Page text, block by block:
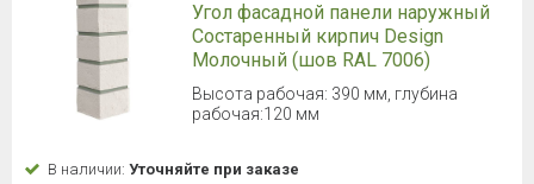
Угол фасадной панели наружный
Состаренный кирпич Design
Молочный (шов RAL 7006)
Высота рабочая: 390 мм, глубина
рабочая:120 мм
В наличии: Уточняйте при заказе